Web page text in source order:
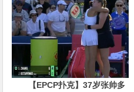
【EPCP扑克】37岁张帅多